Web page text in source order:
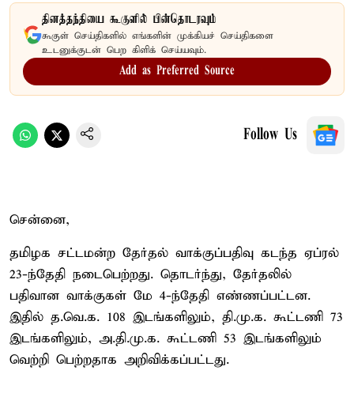
தினத்தந்தியை கூகுளில் பின்தொடரவும்
கூகுள் செய்திகளில் எங்களின் முக்கியச் செய்திகளை
உடனுக்குடன் பெற கிளிக் செய்யவும்.
Add as Preferred Source
Follow Us
சென்னை,
தமிழக சட்டமன்ற தேர்தல் வாக்குப்பதிவு கடந்த ஏப்ரல்
23-ந்தேதி நடைபெற்றது. தொடர்ந்து, தேர்தலில்
பதிவான வாக்குகள் மே 4-ந்தேதி எண்ணப்பட்டன.
இதில் த.வெ.க. 108 இடங்களிலும், தி.மு.க. கூட்டணி 73
இடங்களிலும், அ.தி.மு.க. கூட்டணி 53 இடங்களிலும்
வெற்றி பெற்றதாக அறிவிக்கப்பட்டது.